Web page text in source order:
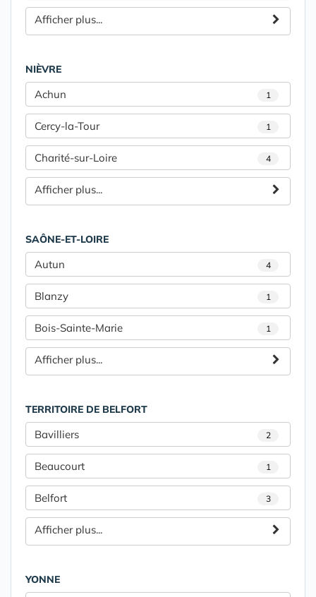
Afficher plus...
NIÈVRE
Achun 1
Cercy-la-Tour 1
Charité-sur-Loire 4
Afficher plus...
SAÔNE-ET-LOIRE
Autun 4
Blanzy 1
Bois-Sainte-Marie 1
Afficher plus...
TERRITOIRE DE BELFORT
Bavilliers 2
Beaucourt 1
Belfort 3
Afficher plus...
YONNE